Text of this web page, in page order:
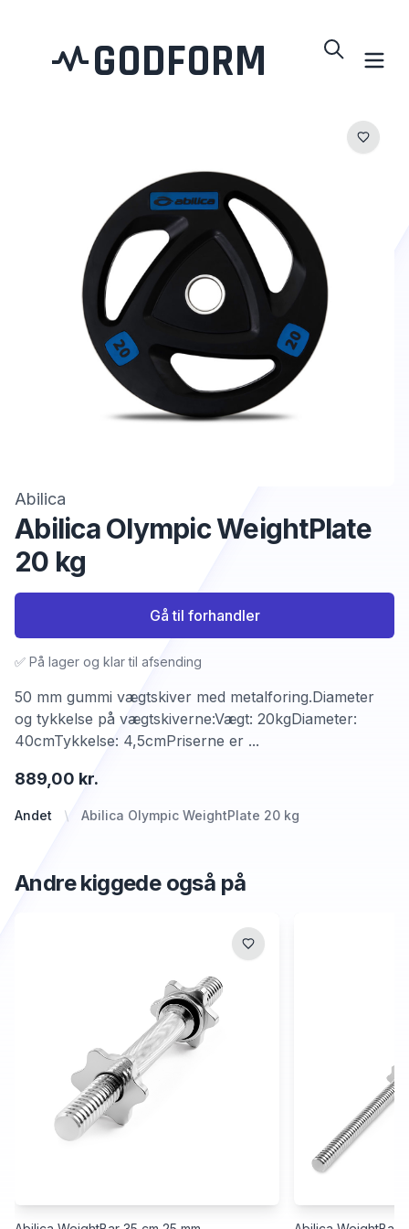
GODFORM
Abilica
Abilica Olympic WeightPlate
20 kg
Andet Abilica Olympic WeightPlate 20 kg
889,00 kr.
50 mm gummi vægtskiver med metalforing.Diameter
og tykkelse på vægtskiverne:Vægt: 20kgDiameter:
40cmTykkelse: 4,5cmPriserne er ...
✅ På lager og klar til afsending
Gå til forhandler
Andre kiggede også på